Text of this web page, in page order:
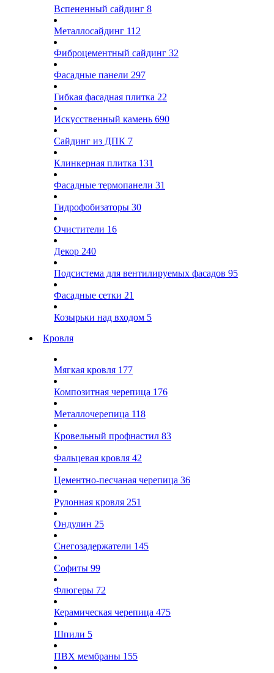
Вспененный сайдинг 8
Металлосайдинг 112
Фиброцементный сайдинг 32
Фасадные панели 297
Гибкая фасадная плитка 22
Искусственный камень 690
Сайдинг из ДПК 7
Клинкерная плитка 131
Фасадные термопанели 31
Гидрофобизаторы 30
Очистители 16
Декор 240
Подсистема для вентилируемых фасадов 95
Фасадные сетки 21
Козырьки над входом 5
Кровля
Мягкая кровля 177
Композитная черепица 176
Металлочерепица 118
Кровельный профнастил 83
Фальцевая кровля 42
Цементно-песчаная черепица 36
Рулонная кровля 251
Ондулин 25
Снегозадержатели 145
Софиты 99
Флюгеры 72
Керамическая черепица 475
Шпили 5
ПВХ мембраны 155